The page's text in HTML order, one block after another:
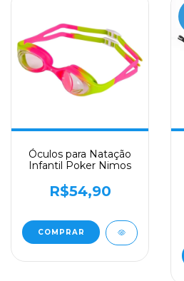
Óculos para Natação
Infantil Poker Nimos
R$54,90
COMPRAR